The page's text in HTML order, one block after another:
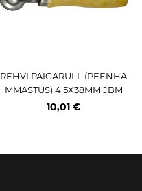
REHVI PAIGARULL (PEENHA
MMASTUS) 4.5X38MM JBM
10,01 €